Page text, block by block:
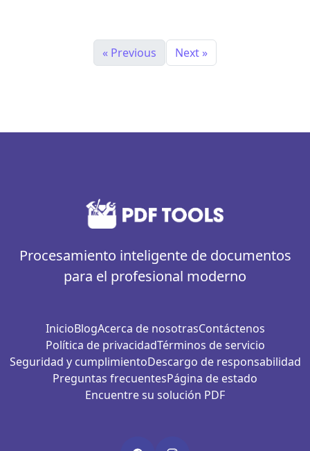
« Previous Next »
Procesamiento inteligente de documentos
para el profesional moderno
InicioBlogAcerca de nosotrasContáctenos
Política de privacidadTérminos de servicio
Seguridad y cumplimientoDescargo de responsabilidad
Preguntas frecuentesPágina de estado
Encuentre su solución PDF